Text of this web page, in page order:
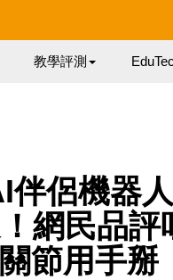
教學評測
侶機器
網民品評
節用手掰